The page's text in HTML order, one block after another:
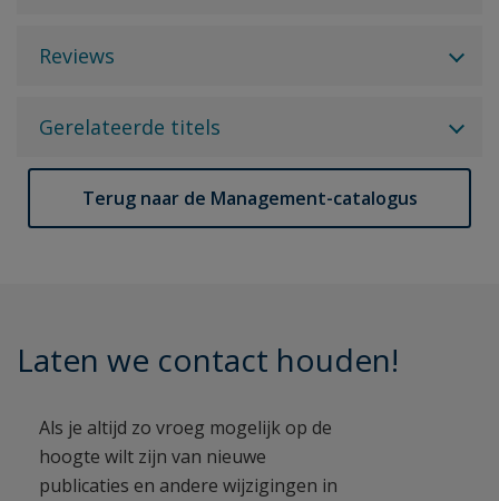
Reviews
Gerelateerde titels
Terug naar de Management-catalogus
Laten we contact houden!
Als je altijd zo vroeg mogelijk op de
hoogte wilt zijn van nieuwe
publicaties en andere wijzigingen in